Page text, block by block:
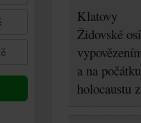
Klatovy
Židovské
a na
holocaustu